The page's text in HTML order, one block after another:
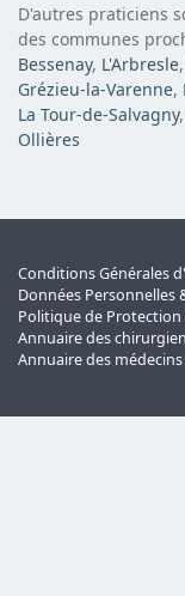
D'autres praticiens
des communes
Bessenay, L'Arbresle,
Grézieu-la-Varenne,
La Tour-de-Salvagny,
Ollières
Conditions Générales
Données Personnelles
Politique de Protection
Annuaire des
Annuaire des